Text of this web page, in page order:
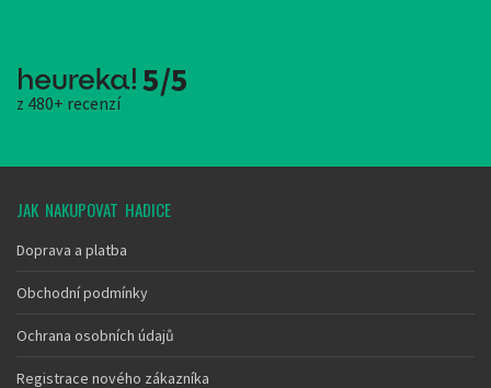
5/5
z 480+ recenzí
JAK NAKUPOVAT HADICE
Doprava a platba
Obchodní podmínky
Ochrana osobních údajů
Registrace nového zákazníka